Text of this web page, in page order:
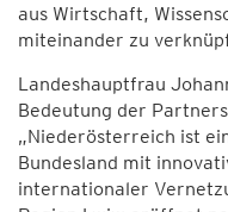
aus Wirtschaft,
miteinander zu
Landeshauptfrau
Bedeutung der
„Niederösterreich ist
Bundesland mit
internationaler